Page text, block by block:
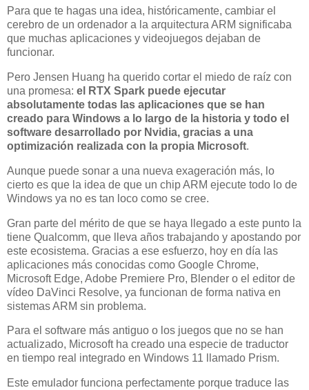
Para que te hagas una idea, históricamente, cambiar el
cerebro de un ordenador a la arquitectura ARM significaba
que muchas aplicaciones y videojuegos dejaban de
funcionar.
Pero Jensen Huang ha querido cortar el miedo de raíz con
una promesa: el RTX Spark puede ejecutar
absolutamente todas las aplicaciones que se han
creado para Windows a lo largo de la historia y todo el
software desarrollado por Nvidia, gracias a una
optimización realizada con la propia Microsoft.
Aunque puede sonar a una nueva exageración más, lo
cierto es que la idea de que un chip ARM ejecute todo lo de
Windows ya no es tan loco como se cree.
Gran parte del mérito de que se haya llegado a este punto la
tiene Qualcomm, que lleva años trabajando y apostando por
este ecosistema. Gracias a ese esfuerzo, hoy en día las
aplicaciones más conocidas como Google Chrome,
Microsoft Edge, Adobe Premiere Pro, Blender o el editor de
vídeo DaVinci Resolve, ya funcionan de forma nativa en
sistemas ARM sin problema.
Para el software más antiguo o los juegos que no se han
actualizado, Microsoft ha creado una especie de traductor
en tiempo real integrado en Windows 11 llamado Prism.
Este emulador funciona perfectamente porque traduce las